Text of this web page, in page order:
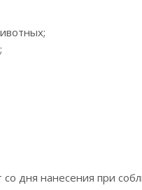
дня нанесения при